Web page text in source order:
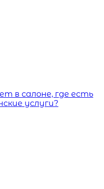
в салоне, где есть
услуги?